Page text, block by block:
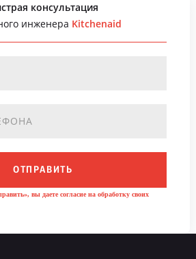
консультация
инженера Kitchenaid
ОТПРАВИТЬ
вы даете согласие на обработку своих